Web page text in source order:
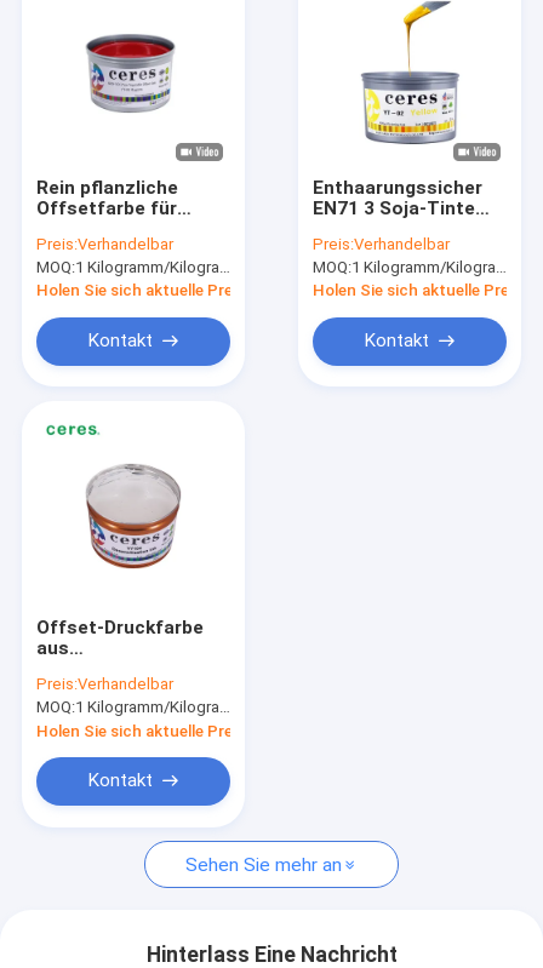
Sicherheits-Wasserzeichenpapier
Doppelschleiferdraht
BOPP-Wärmelaminierungsfolie
UV-flexo Tinte
UVsiebdruckfarbe
Rein pflanzliche
Offsetfarbe für
Preis:Verhandelbar
MOQ:1 Kilogramm/Kilogramm
Holen Sie sich aktuelle Preis
Kontakt
Enthaarungssicher
EN71 3 Soja-Tinte
Umweltschonende
Tinte
Preis:Verhandelbar
MOQ:1 Kilogramm/Kilogramm
Holen Sie sich aktuelle Preis
Kontakt
Offset-Druckfarbe
aus
Papier
Preis:Verhandelbar
MOQ:1 Kilogramm/Kilogramm
Holen Sie sich aktuelle Preis
Kontakt
Sehen Sie mehr an
Hinterlass Eine Nachricht